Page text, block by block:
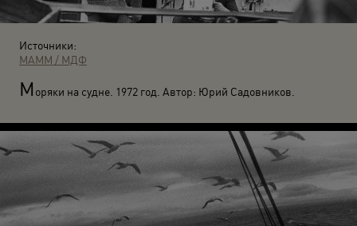
Источники:
МАММ / МДФ
М оряки на судне. 1972 год. Автор: Юрий Садовников.